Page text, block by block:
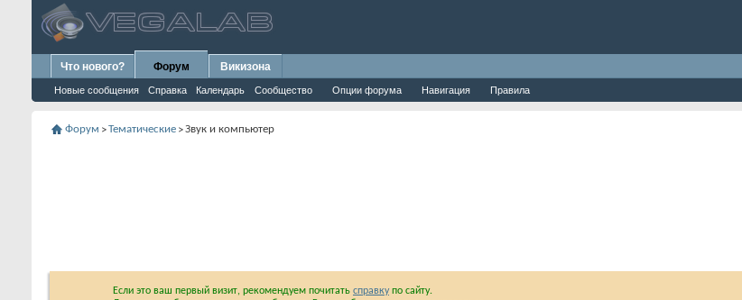
Что нового? Форум
Новые сообщения Справка Календарь Сообщество Опции форума Навигация Правила
Викизона
Форум >Тематические >Звук и компьютер
Если это ваш первый визит, рекомендуем почитать справкупо сайту.